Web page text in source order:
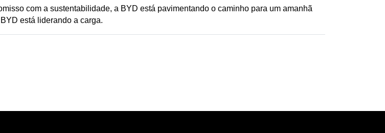
com a sustentabilidade, a BYD está pavimentando o caminho para um amanhã
está liderando a carga.